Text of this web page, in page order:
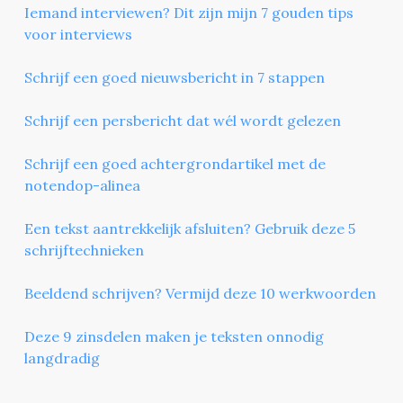
Iemand interviewen? Dit zijn mijn 7 gouden tips
voor interviews
Schrijf een goed nieuwsbericht in 7 stappen
Schrijf een persbericht dat wél wordt gelezen
Schrijf een goed achtergrondartikel met de
notendop-alinea
Een tekst aantrekkelijk afsluiten? Gebruik deze 5
schrijftechnieken
Beeldend schrijven? Vermijd deze 10 werkwoorden
Deze 9 zinsdelen maken je teksten onnodig
langdradig